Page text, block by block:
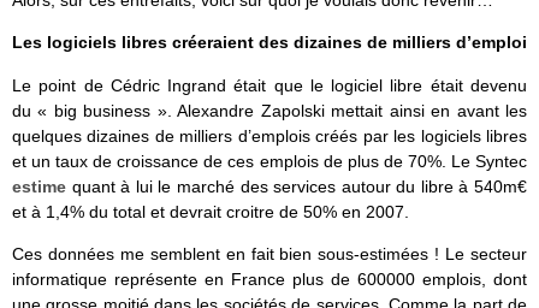
Les logiciels libres créeraient des dizaines de milliers d’emploi
Le point de Cédric Ingrand était que le logiciel libre était devenu
du « big business ». Alexandre Zapolski mettait ainsi en avant les
quelques dizaines de milliers d’emplois créés par les logiciels libres
et un taux de croissance de ces emplois de plus de 70%. Le Syntec
estime quant à lui le marché des services autour du libre à 540m€
et à 1,4% du total et devrait croitre de 50% en 2007.
Ces données me semblent en fait bien sous-estimées ! Le secteur
informatique représente en France plus de 600000 emplois, dont
une grosse moitié dans les sociétés de services. Comme la part de